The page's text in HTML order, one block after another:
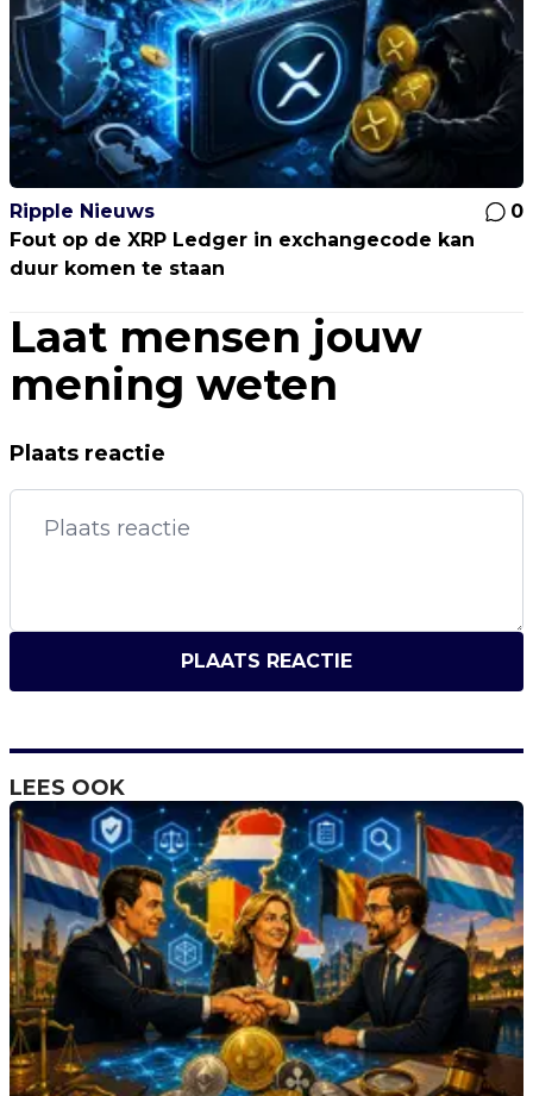
Ripple Nieuws
0
Fout op de XRP Ledger in exchangecode kan
duur komen te staan
Laat mensen jouw
mening weten
Plaats reactie
PLAATS REACTIE
LEES OOK